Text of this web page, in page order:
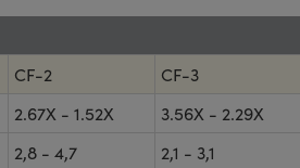
CF-2 CF-3
2.67X - 1.52X
3.56X - 2.29X
2,8 - 4,7
2,1 - 3,1